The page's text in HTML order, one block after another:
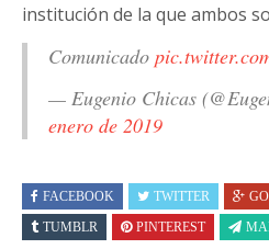
institución de la que ambos
Comunicado
— Eugenio Chicas
enero de 2019
FACEBOOK TWITTER
TUMBLR
PINTEREST